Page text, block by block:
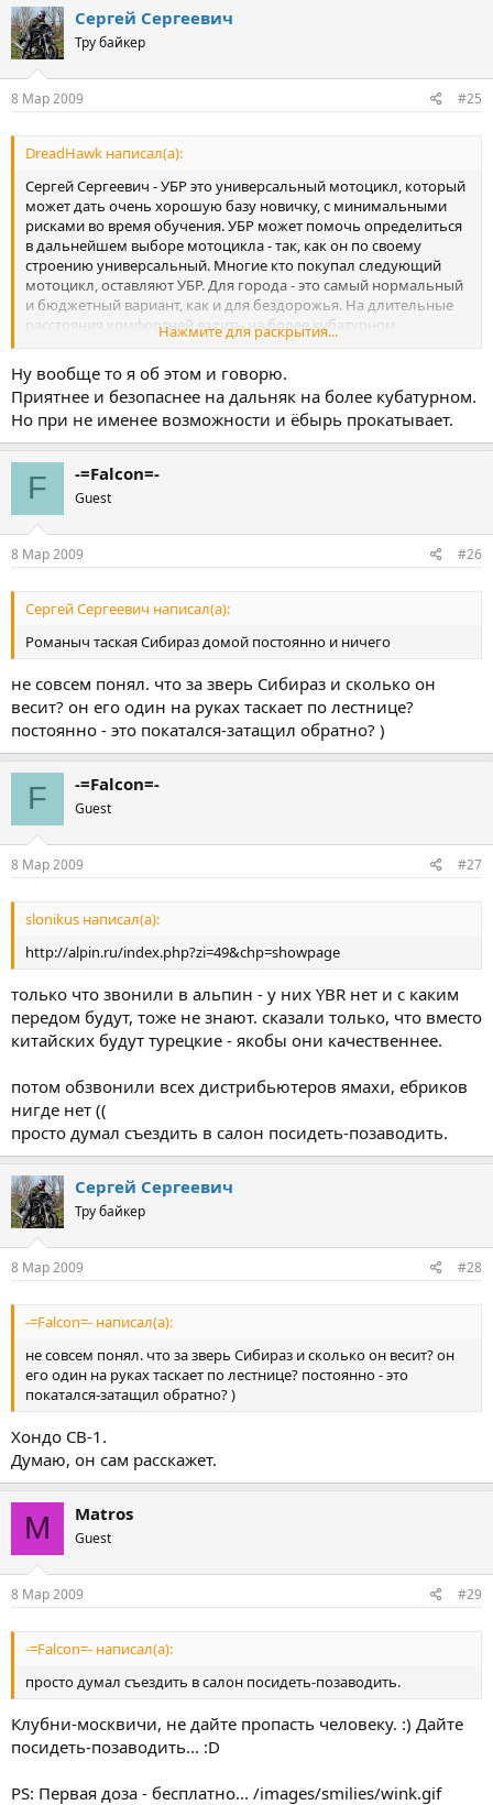
Сергей Сергеевич
Тру байкер
8 Мар 2009 #25
DreadHawk написал(а):
Сергей Сергеевич - УБР это универсальный мотоцикл, который
может дать очень хорошую базу новичку, с минимальными
рисками во время обучения. УБР может помочь определиться
в дальнейшем выборе мотоцикла - так, как он по своему
строению универсальный. Многие кто покупал следующий
мотоцикл, оставляют УБР. Для города - это самый нормальный
и бюджетный вариант, как и для бездорожья. На длительные
расстояния комфортней ездить на более кубатурном
мотоцикле, но и на дальняках УБР ведет себя достойно.
Нажмите для раскрытия...
Ну вообще то я об этом и говорю.
Приятнее и безопаснее на дальняк на более кубатурном.
Но при не именее возможности и ёбырь прокатывает.
F -=Falcon=-
Guest
8 Мар 2009 #26
Сергей Сергеевич написал(а):
Романыч таская Сибираз домой постоянно и ничего
не совсем понял. что за зверь Сибираз и сколько он
весит? он его один на руках таскает по лестнице?
постоянно - это покатался-затащил обратно? )
F -=Falcon=-
Guest
8 Мар 2009 #27
slonikus написал(а):
http://alpin.ru/index.php?zi=49&chp=showpage
только что звонили в альпин - у них YBR нет и с каким
передом будут, тоже не знают. сказали только, что вместо
китайских будут турецкие - якобы они качественнее.
потом обзвонили всех дистрибьютеров ямахи, ебриков
нигде нет ((
просто думал съездить в салон посидеть-позаводить.
Сергей Сергеевич
Тру байкер
8 Мар 2009 #28
-=Falcon=- написал(а):
не совсем понял. что за зверь Сибираз и сколько он весит? он
его один на руках таскает по лестнице? постоянно - это
покатался-затащил обратно? )
Хондо CB-1.
Думаю, он сам расскажет.
M Matros
Guest
8 Мар 2009 #29
-=Falcon=- написал(а):
просто думал съездить в салон посидеть-позаводить.
Клубни-москвичи, не дайте пропасть человеку. :) Дайте
посидеть-позаводить... :D
PS: Первая доза - бесплатно... /images/smilies/wink.gif